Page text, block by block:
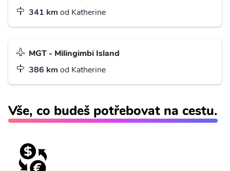
341 km od Katherine
MGT - Milingimbi Island
386 km od Katherine
Vše, co budeš potřebovat na cestu.